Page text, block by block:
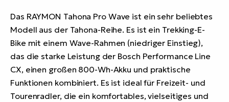
Das RAYMON Tahona Pro Wave ist ein sehr beliebtes
Modell aus der Tahona-Reihe. Es ist ein Trekking-E-
Bike mit einem Wave-Rahmen (niedriger Einstieg),
das die starke Leistung der Bosch Performance Line
CX, einen großen 800-Wh-Akku und praktische
Funktionen kombiniert. Es ist ideal für Freizeit- und
Tourenradler, die ein komfortables, vielseitiges und